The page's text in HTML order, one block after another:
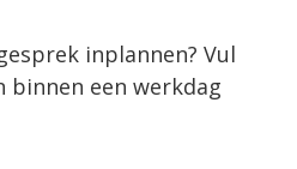
inplannen? Vul
een werkdag